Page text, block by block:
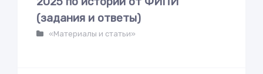
(задания и ответы)
«Материалы и статьи»